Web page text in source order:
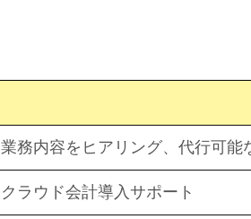
業務内容をヒアリング、代行可能
クラウド会計導入サポート